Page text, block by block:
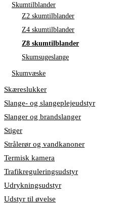
Skumtilblander
Z2 skumtilblander
Z4 skumtilblander
Z8 skumtilblander
Skumsugeslange
Skumvæske
Skæreslukker
Slange- og slangeplejeudstyr
Slanger og brandslanger
Stiger
Strålerør og vandkanoner
Termisk kamera
Trafikreguleringsudstyr
Udrykningsudstyr
Udstyr til øvelse